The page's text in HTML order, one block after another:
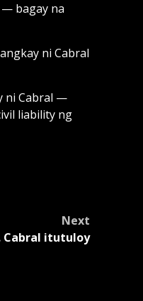
— bagay na
ni Cabral
ni Cabral —
liability ng
Next
Cabral itutuloy